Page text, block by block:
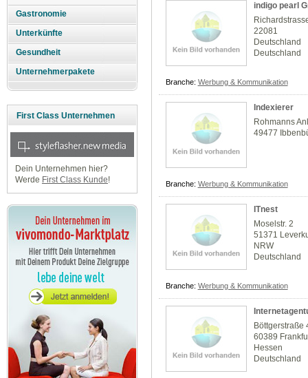
Gastronomie
Unterkünfte
Gesundheit
Unternehmerpakete
First Class Unternehmen
Dein Unternehmen hier?
Werde First Class Kunde!
indigo pearl
22081
Deutschland
Deutschland
Branche: Werbung & Kommunikation
Indexierer
Rohmanns
49477
Branche: Werbung & Kommunikation
ITnest
Moselstr. 2
51371
NRW
Deutschland
Branche: Werbung & Kommunikation
Böttgerstraße
60389
Hessen
Deutschland